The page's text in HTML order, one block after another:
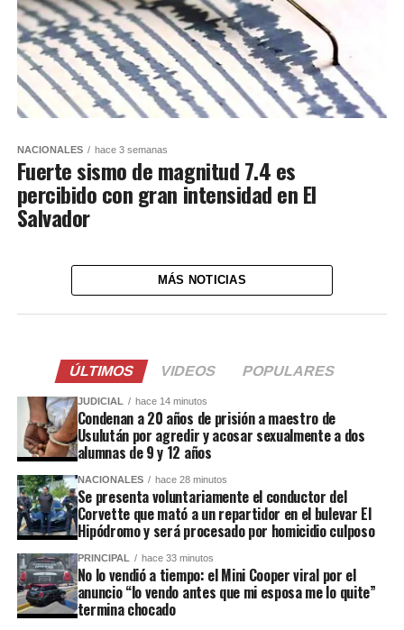
NACIONALES hace 3 semanas
Fuerte sismo de magnitud 7.4 es
percibido con gran intensidad en El
Salvador
MÁS NOTICIAS
ÚLTIMOS VIDEOS POPULARES
JUDICIAL hace 14 minutos
Condenan a 20 años de prisión a maestro de
Usulután por agredir y acosar sexualmente a dos
alumnas de 9 y 12 años
NACIONALES hace 28 minutos
Se presenta voluntariamente el conductor del
Corvette que mató a un repartidor en el bulevar El
Hipódromo y será procesado por homicidio culposo
PRINCIPAL hace 33 minutos
No lo vendió a tiempo: el Mini Cooper viral por el
anuncio “lo vendo antes que mi esposa me lo quite”
termina chocado